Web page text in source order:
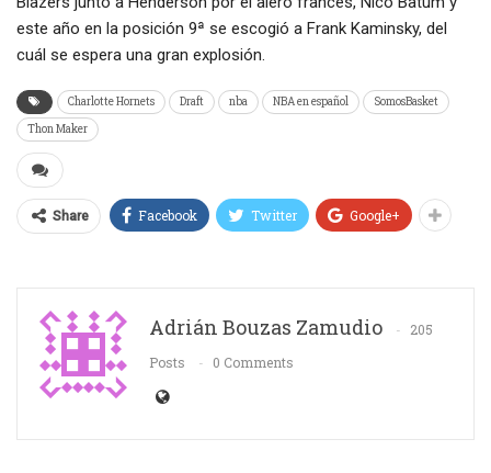
este año en la posición 9ª se escogió a Frank Kaminsky, del
cuál se espera una gran explosión.
Charlotte Hornets Draft nba NBA en español
SomosBasket
Thon Maker
Share Facebook Twitter Google+
Adrián Bouzas Zamudio
205
Posts
0 Comments